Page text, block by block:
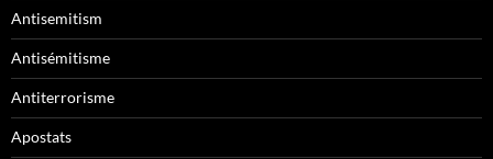
Antisemitism
Antisémitisme
Antiterrorisme
Apostats